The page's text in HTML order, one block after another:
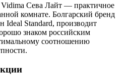
Сева Лайт — практичное
комнате. Болгарский бренд
Ideal Standard, производит
знаком российским
соотношению